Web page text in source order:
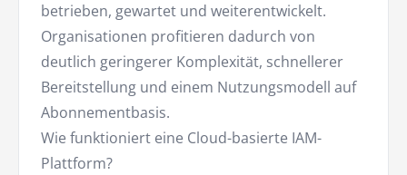
betrieben, gewartet und weiterentwickelt.
Organisationen profitieren dadurch von
deutlich geringerer Komplexität, schnellerer
Bereitstellung und einem Nutzungsmodell auf
Abonnementbasis.
Wie funktioniert eine Cloud-basierte IAM-
Plattform?